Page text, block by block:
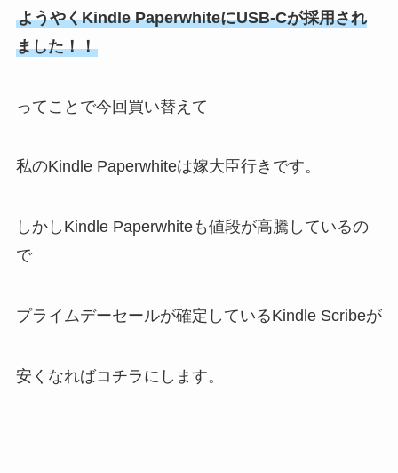
ようやくKindle PaperwhiteにUSB-Cが採用され
ました！！
ってことで今回買い替えて
私のKindle Paperwhiteは嫁大臣行きです。
しかしKindle Paperwhiteも値段が高騰しているの
で
プライムデーセールが確定しているKindle Scribeが
安くなればコチラにします。